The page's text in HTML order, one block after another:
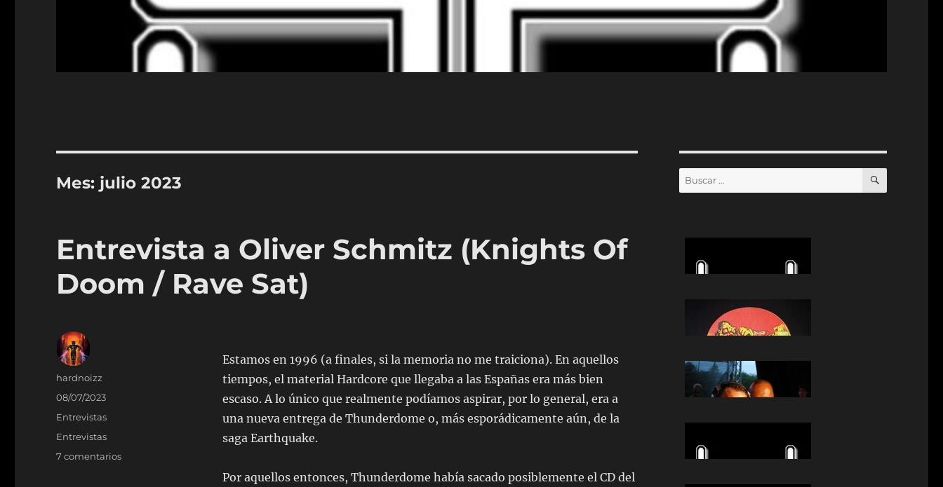
Mes: julio 2023
Entrevista a Oliver Schmitz (Knights Of
Doom / Rave Sat)
Estamos en 1996 (a finales, si la memoria no me traiciona). En aquellos
tiempos, el material Hardcore que llegaba a las Españas era más bien
escaso. A lo único que realmente podíamos aspirar, por lo general, era a
una nueva entrega de Thunderdome o, más esporádicamente aún, de la
saga Earthquake.
Por aquellos entonces, Thunderdome había sacado posiblemente el CD del
Autor
hardnoizz
Publicado
08/07/2023
Categorías
Entrevistas
Etiquetas
Entrevistas
7 comentariosen
Buscar
por:
BUSCAR